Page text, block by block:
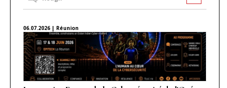
06.07.2026 | Réunion